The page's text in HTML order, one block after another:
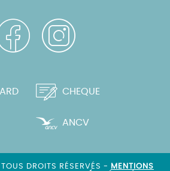
CHEQUE
ANCV
DROITS RÉSERVÉS -
MENTIONS